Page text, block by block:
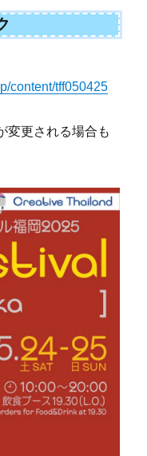
content/tff050425
変更される場合も